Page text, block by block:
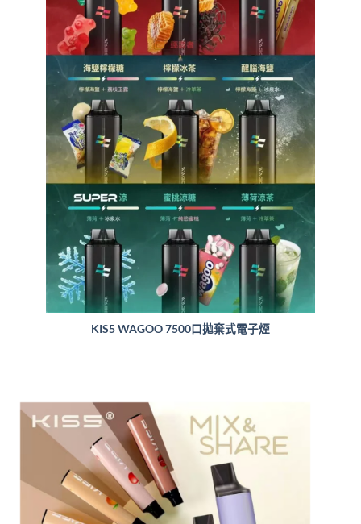
KIS5 WAGOO 7500口拋棄式電子煙